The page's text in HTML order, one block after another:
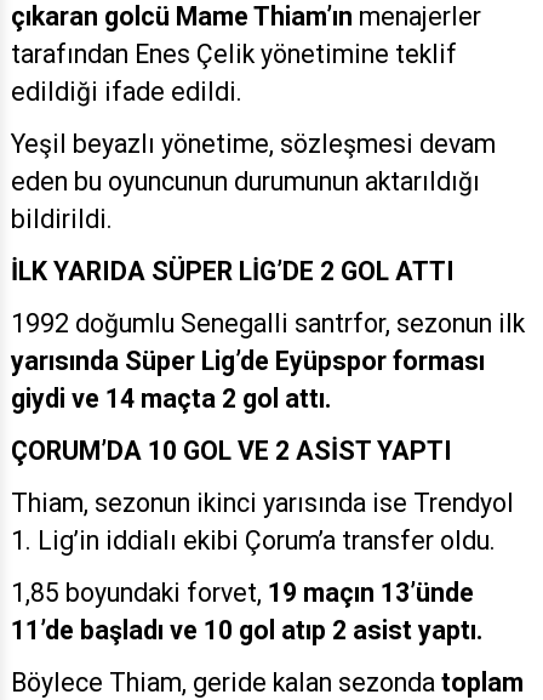
çıkaran golcü Mame Thiam’ın menajerler
tarafından Enes Çelik yönetimine teklif
edildiği ifade edildi.
Yeşil beyazlı yönetime, sözleşmesi devam
eden bu oyuncunun durumunun aktarıldığı
bildirildi.
İLK YARIDA SÜPER LİG’DE 2 GOL ATTI
1992 doğumlu Senegalli santrfor, sezonun ilk
yarısında Süper Lig’de Eyüpspor forması
giydi ve 14 maçta 2 gol attı.
ÇORUM’DA 10 GOL VE 2 ASİST YAPTI
Thiam, sezonun ikinci yarısında ise Trendyol
1. Lig’in iddialı ekibi Çorum’a transfer oldu.
1,85 boyundaki forvet, 19 maçın 13’ünde
11’de başladı ve 10 gol atıp 2 asist yaptı.
Böylece Thiam, geride kalan sezonda toplam